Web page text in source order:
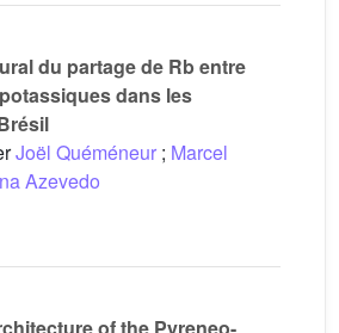
du partage de Rb entre
dans les
Joël Quéméneur ; Marcel
Azevedo